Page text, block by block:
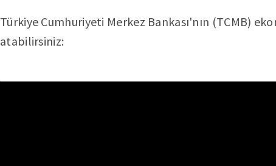
Türkiye Cumhuriyeti Merkez Bankası'nın (TCMB)
atabilirsiniz: